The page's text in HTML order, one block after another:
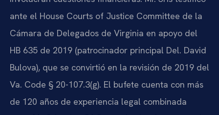
ante el House Courts of Justice Committee de la
Cámara de Delegados de Virginia en apoyo del
HB 635 de 2019 (patrocinador principal Del. David
Bulova), que se convirtió en la revisión de 2019 del
Va. Code § 20-107.3(g). El bufete cuenta con más
de 120 años de experiencia legal combinada